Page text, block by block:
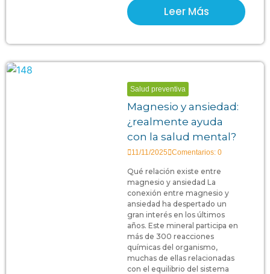
Leer Más
Salud preventiva
Magnesio y ansiedad:
¿realmente ayuda
con la salud mental?
11/11/2025 Comentarios: 0
Qué relación existe entre
magnesio y ansiedad La
conexión entre magnesio y
ansiedad ha despertado un
gran interés en los últimos
años. Este mineral participa en
más de 300 reacciones
químicas del organismo,
muchas de ellas relacionadas
con el equilibrio del sistema